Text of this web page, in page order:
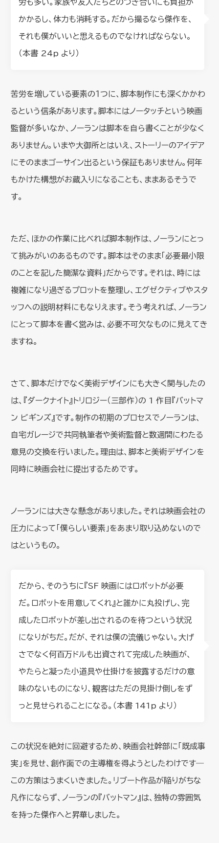
労も多い。家族や友人たちとのつき合いにも負担が
かかるし、体力も消耗する。だから撮るなら傑作を、
それも僕がいいと思えるものでなければならない。
（本書 24p より）
苦労を増している要素の１つに、脚本制作にも深くかかわ
るという信条があります。脚本にはノータッチという映画
監督が多いなか、ノーランは脚本を自ら書くことが少なく
ありません。いまや大御所とはいえ、ストーリーのアイデア
にそのままゴーサイン出るという保証もありません。何年
もかけた構想がお蔵入りになることも、ままあるそうで
す。
ただ、ほかの作業に比べれば脚本制作は、ノーランにとっ
て挑みがいのあるものです。脚本はそのまま「必要最小限
のことを記した簡潔な資料」だからです。それは、時には
複雑になり過ぎるプロットを整理し、エグゼクティブやスタ
ッフへの説明材料にもなりえます。そう考えれば、ノーラン
にとって脚本を書く営みは、必要不可欠なものに見えてき
ますね。
さて、脚本だけでなく美術デザインにも大きく関与したの
は、『ダークナイト』トリロジー（三部作）の 1 作目『バットマ
ン ビギンズ』です。制作の初期のプロセスでノーランは、
自宅ガレージで共同執筆者や美術監督と数週間にわたる
意見の交換を行いました。理由は、脚本と美術デザインを
同時に映画会社に提出するためです。
ノーランには大きな懸念がありました。それは映画会社の
圧力によって「僕らしい要素」をあまり取り込めないので
はというもの。
だから、そのうちに『SF 映画にはロボットが必要
だ。ロボットを用意してくれ』と誰かに丸投げし、完
成したロボットが差し出されるのを待つという状況
になりがちだ。だが、それは僕の流儀じゃない。大げ
さでなく何百万ドルも出資されて完成した映画が、
やたらと凝った小道具や仕掛けを披露するだけの意
味のないものになり、観客はただの見掛け倒しをず
っと見せられることになる。（本書 141p より）
この状況を絶対に回避するため、映画会社幹部に「既成事
実」を見せ、創作面での主導権を得ようとしたわけです―
この方策はうまくいきました。リブート作品が陥りがちな
凡作にならず、ノーランの『バットマン』は、独特の雰囲気
を持った傑作へと昇華しました。